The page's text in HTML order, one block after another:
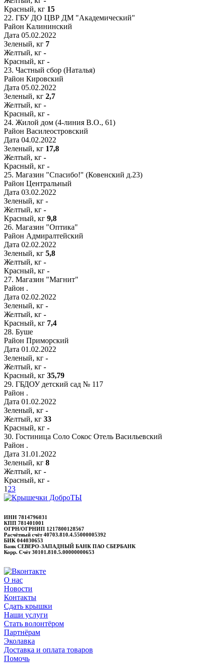
Красный, кг 15
22. ГБУ ДО ЦВР ДМ "Академический"
Район Калининский
Дата 05.02.2022
Зеленый, кг 7
Желтый, кг -
Красный, кг -
23. Частный сбор (Наталья)
Район Кировский
Дата 05.02.2022
Зеленый, кг 2,7
Желтый, кг -
Красный, кг -
24. Жилой дом (4-линия В.О., 61)
Район Василеостровский
Дата 04.02.2022
Зеленый, кг 17,8
Желтый, кг -
Красный, кг -
25. Магазин "Спасибо!" (Ковенский д.23)
Район Центральный
Дата 03.02.2022
Зеленый, кг -
Желтый, кг -
Красный, кг 9,8
26. Магазин "Оптика"
Район Адмиралтейский
Дата 02.02.2022
Зеленый, кг 5,8
Желтый, кг -
Красный, кг -
27. Магазин "Магнит"
Район .
Дата 02.02.2022
Зеленый, кг -
Желтый, кг -
Красный, кг 7,4
28. Буше
Район Приморский
Дата 01.02.2022
Зеленый, кг -
Желтый, кг -
Красный, кг 35,79
29. ГБДОУ детский сад № 117
Район .
Дата 01.02.2022
Зеленый, кг -
Желтый, кг 33
Красный, кг -
30. Гостиница Соло Сокос Отель Васильевский
Район .
Дата 31.01.2022
Зеленый, кг 8
Желтый, кг -
Красный, кг -
1 23
ИНН 7814796031
КПП 781401001
ОГРН/ОГРНИП 1217800128567
Расчётный счёт 40703.810.4.55000005392
БИК 044030653
Банк СЕВЕРО-ЗАПАДНЫЙ БАНК ПАО СБЕРБАНК
Корр. Счёт 30101.810.5.00000000653
О нас
Новости
Контакты
Сдать крышки
Наши услуги
Стать волонтёром
Партнёрам
Эколавка
Доставка и оплата товаров
Помочь